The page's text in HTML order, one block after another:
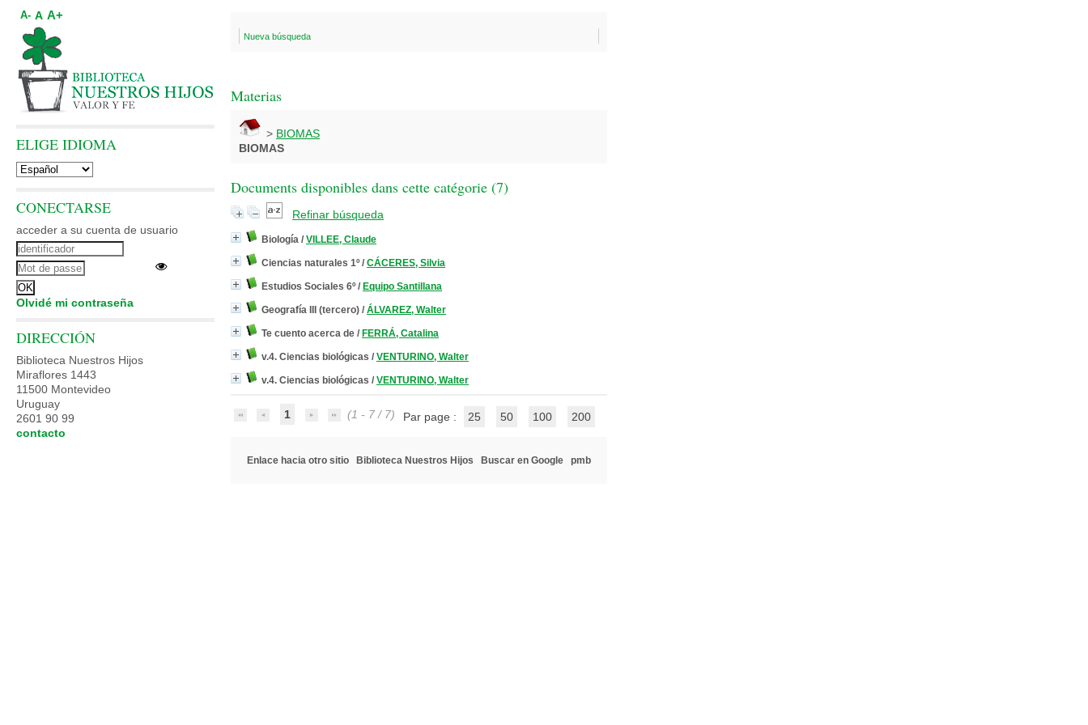
Nueva búsqueda
Materias
> BIOMAS
BIOMAS
Documents disponibles dans cette catégorie (7)
Refinar búsqueda
Biología / VILLEE, Claude
Ciencias naturales 1º/ CÁCERES, Silvia
Estudios Sociales 6º/ Equipo Santillana
Geografía III (tercero) / ÁLVAREZ, Walter
Te cuento acerca de / FERRÁ, Catalina
v.4. Ciencias biológicas / VENTURINO, Walter
v.4. Ciencias biológicas / VENTURINO, Walter
1 (1 - 7 / 7) Par page : 25 50 100 200
Enlace hacia otro sitio Biblioteca Nuestros Hijos Buscar en Google pmb
A- A A+
ELIGE IDIOMA
CONECTARSE
acceder a su cuenta de usuario
Olvidé mi contraseña
DIRECCIÓN
Biblioteca Nuestros Hijos
Miraflores 1443
11500 Montevideo
Uruguay
2601 90 99
contacto